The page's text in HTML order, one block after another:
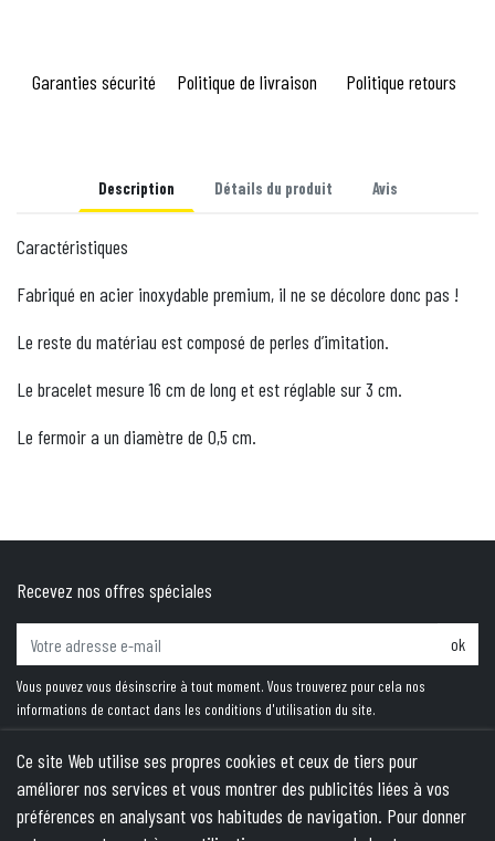
Garanties sécurité Politique de livraison Politique retours
Description Détails du produit Avis
Caractéristiques
Fabriqué en acier inoxydable premium, il ne se décolore donc pas !
Le reste du matériau est composé de perles d’imitation.
Le bracelet mesure 16 cm de long et est réglable sur 3 cm.
Le fermoir a un diamètre de 0,5 cm.
Recevez nos offres spéciales
ok
Vous pouvez vous désinscrire à tout moment. Vous trouverez pour cela nos
informations de contact dans les conditions d'utilisation du site.
PRODUITS
Ce site Web utilise ses propres cookies et ceux de tiers pour
améliorer nos services et vous montrer des publicités liées à vos
préférences en analysant vos habitudes de navigation. Pour donner